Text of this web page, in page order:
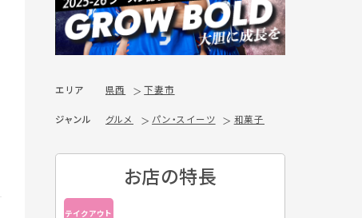
エリア 県西 下妻市
ジャンル グルメ パン・スイーツ 和菓子
お店の特長
テイクアウト